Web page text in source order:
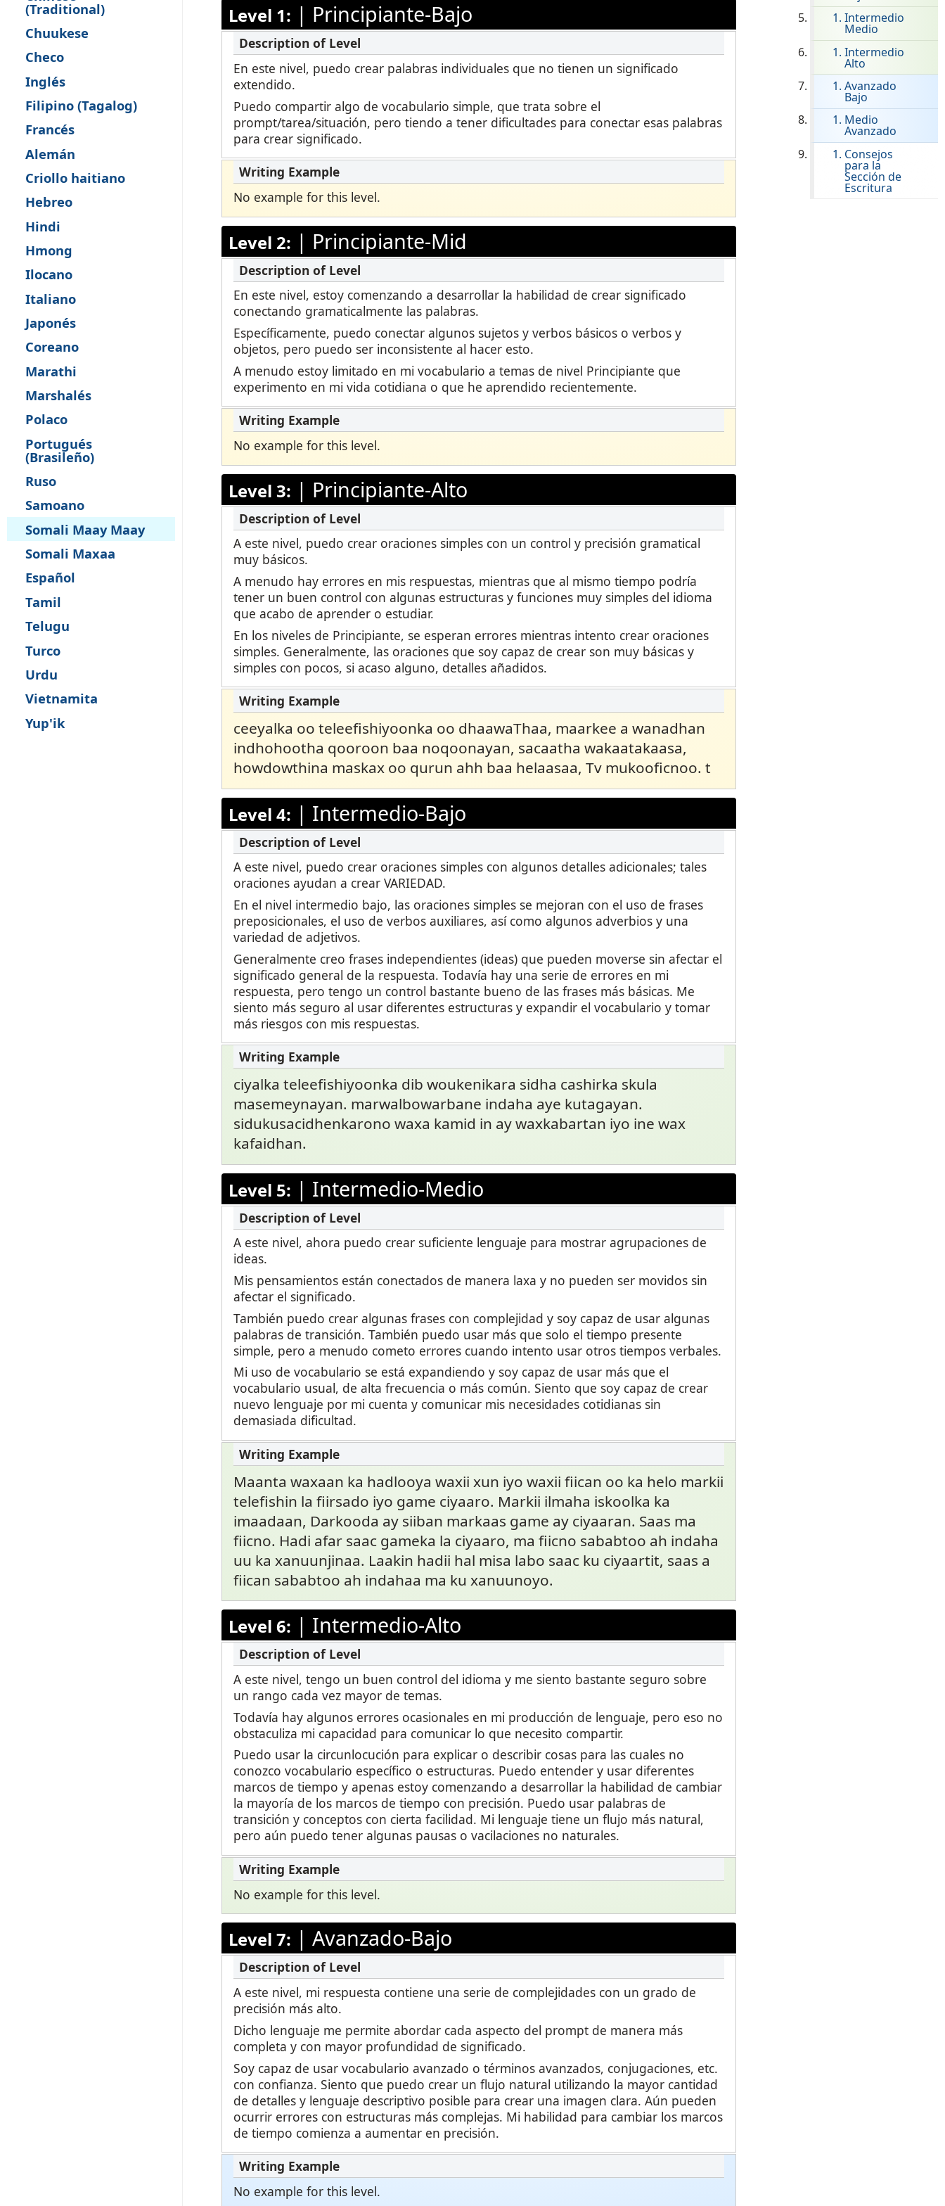
STAMP para LSA
STAMP para hebreo
Supervisión Remota
Solicita una Revisión
STAMP Gestión de Grupos
Eventos
(Traditional)
Chuukese
Checo
Inglés
Filipino (Tagalog)
Francés
Alemán
Criollo haitiano
Hebreo
Hindi
Hmong
Ilocano
Italiano
Japonés
Coreano
Marathi
Marshalés
Polaco
Portugués
(Brasileño)
Ruso
Samoano
Somali Maay Maay
Somali Maxaa
Español
Tamil
Telugu
Turco
Urdu
Vietnamita
Yup'ik
Intermedio
Medio
Intermedio
Alto
Avanzado
Bajo
Medio
Avanzado
Consejos
para la
Sección de
Escritura
Level 1: | Principiante-Bajo
En este nivel, puedo crear palabras individuales que no tienen un significado
extendido.
Puedo compartir algo de vocabulario simple, que trata sobre el
prompt/tarea/situación, pero tiendo a tener dificultades para conectar esas palabras
para crear significado.
No example for this level.
Level 2: | Principiante-Mid
En este nivel, estoy comenzando a desarrollar la habilidad de crear significado
conectando gramaticalmente las palabras.
Específicamente, puedo conectar algunos sujetos y verbos básicos o verbos y
objetos, pero puedo ser inconsistente al hacer esto.
A menudo estoy limitado en mi vocabulario a temas de nivel Principiante que
experimento en mi vida cotidiana o que he aprendido recientemente.
No example for this level.
Level 3: | Principiante-Alto
A este nivel, puedo crear oraciones simples con un control y precisión gramatical
muy básicos.
A menudo hay errores en mis respuestas, mientras que al mismo tiempo podría
tener un buen control con algunas estructuras y funciones muy simples del idioma
que acabo de aprender o estudiar.
En los niveles de Principiante, se esperan errores mientras intento crear oraciones
simples. Generalmente, las oraciones que soy capaz de crear son muy básicas y
simples con pocos, si acaso alguno, detalles añadidos.
ceeyalka oo teleefishiyoonka oo dhaawaThaa, maarkee a wanadhan
indhohootha qooroon baa noqoonayan, sacaatha wakaatakaasa,
howdowthina maskax oo qurun ahh baa helaasaa, Tv mukooficnoo. t
Level 4: | Intermedio-Bajo
A este nivel, puedo crear oraciones simples con algunos detalles adicionales; tales
oraciones ayudan a crear VARIEDAD.
En el nivel intermedio bajo, las oraciones simples se mejoran con el uso de frases
preposicionales, el uso de verbos auxiliares, así como algunos adverbios y una
variedad de adjetivos.
Generalmente creo frases independientes (ideas) que pueden moverse sin afectar el
significado general de la respuesta. Todavía hay una serie de errores en mi
respuesta, pero tengo un control bastante bueno de las frases más básicas. Me
siento más seguro al usar diferentes estructuras y expandir el vocabulario y tomar
más riesgos con mis respuestas.
ciyalka teleefishiyoonka dib woukenikara sidha cashirka skula
masemeynayan. marwalbowarbane indaha aye kutagayan.
sidukusacidhenkarono waxa kamid in ay waxkabartan iyo ine wax
kafaidhan.
Level 5: | Intermedio-Medio
A este nivel, ahora puedo crear suficiente lenguaje para mostrar agrupaciones de
ideas.
Mis pensamientos están conectados de manera laxa y no pueden ser movidos sin
afectar el significado.
También puedo crear algunas frases con complejidad y soy capaz de usar algunas
palabras de transición. También puedo usar más que solo el tiempo presente
simple, pero a menudo cometo errores cuando intento usar otros tiempos verbales.
Mi uso de vocabulario se está expandiendo y soy capaz de usar más que el
vocabulario usual, de alta frecuencia o más común. Siento que soy capaz de crear
nuevo lenguaje por mi cuenta y comunicar mis necesidades cotidianas sin
demasiada dificultad.
Maanta waxaan ka hadlooya waxii xun iyo waxii fiican oo ka helo markii
telefishin la fiirsado iyo game ciyaaro. Markii ilmaha iskoolka ka
imaadaan, Darkooda ay siiban markaas game ay ciyaaran. Saas ma
fiicno. Hadi afar saac gameka la ciyaaro, ma fiicno sababtoo ah indaha
uu ka xanuunjinaa. Laakin hadii hal misa labo saac ku ciyaartit, saas a
fiican sababtoo ah indahaa ma ku xanuunoyo.
Level 6: | Intermedio-Alto
A este nivel, tengo un buen control del idioma y me siento bastante seguro sobre
un rango cada vez mayor de temas.
Todavía hay algunos errores ocasionales en mi producción de lenguaje, pero eso no
obstaculiza mi capacidad para comunicar lo que necesito compartir.
Puedo usar la circunlocución para explicar o describir cosas para las cuales no
conozco vocabulario específico o estructuras. Puedo entender y usar diferentes
marcos de tiempo y apenas estoy comenzando a desarrollar la habilidad de cambiar
la mayoría de los marcos de tiempo con precisión. Puedo usar palabras de
transición y conceptos con cierta facilidad. Mi lenguaje tiene un flujo más natural,
pero aún puedo tener algunas pausas o vacilaciones no naturales.
No example for this level.
Level 7: | Avanzado-Bajo
A este nivel, mi respuesta contiene una serie de complejidades con un grado de
precisión más alto.
Dicho lenguaje me permite abordar cada aspecto del prompt de manera más
completa y con mayor profundidad de significado.
Soy capaz de usar vocabulario avanzado o términos avanzados, conjugaciones, etc.
con confianza. Siento que puedo crear un flujo natural utilizando la mayor cantidad
de detalles y lenguaje descriptivo posible para crear una imagen clara. Aún pueden
ocurrir errores con estructuras más complejas. Mi habilidad para cambiar los marcos
de tiempo comienza a aumentar en precisión.
No example for this level.